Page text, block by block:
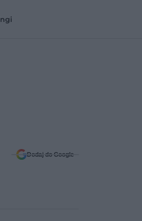
Dodaj do Google